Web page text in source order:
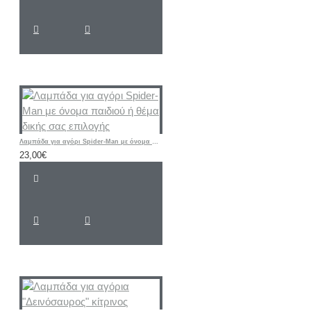
Λαμπάδα για αγόρι Spider-Man με όνομα παιδιού ή θέμα δικής σας επιλογής
23,00€